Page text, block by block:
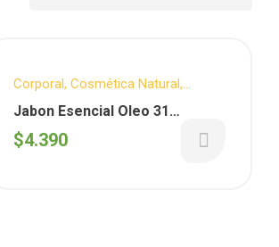
Corporal, Cosmética Natural,
Cuidado Personal ,Facial,Higiene
Jabon Esencial Oleo 31
HIERBAS x 100 gs (Sentida
Botanica)
$4.390